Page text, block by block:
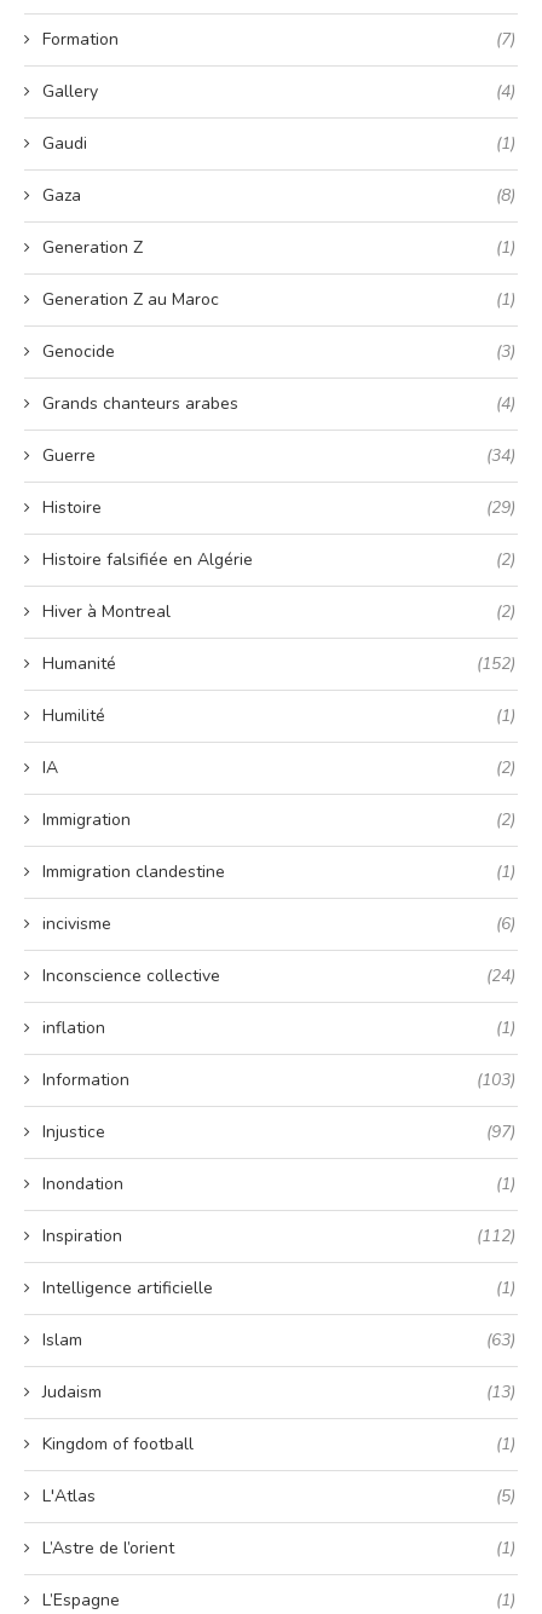
Formation (7)
Gallery (4)
Gaudi (1)
Gaza (8)
Generation Z (1)
Generation Z au Maroc (1)
Genocide (3)
Grands chanteurs arabes (4)
Guerre (34)
Histoire (29)
Histoire falsifiée en Algérie (2)
Hiver à Montreal (2)
Humanité (152)
Humilité (1)
IA (2)
Immigration (2)
Immigration clandestine (1)
incivisme (6)
Inconscience collective (24)
inflation (1)
Information (103)
Injustice (97)
Inondation (1)
Inspiration (112)
Intelligence artificielle (1)
Islam (63)
Judaism (13)
Kingdom of football (1)
L'Atlas (5)
L’Astre de l’orient (1)
L’Espagne (1)